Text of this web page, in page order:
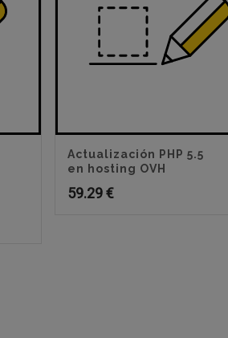
Actualización PHP 5.5
en hosting OVH
59.29€